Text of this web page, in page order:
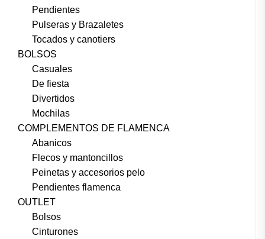
Pendientes
Pulseras y Brazaletes
Tocados y canotiers
BOLSOS
Casuales
De fiesta
Divertidos
Mochilas
COMPLEMENTOS DE FLAMENCA
Abanicos
Flecos y mantoncillos
Peinetas y accesorios pelo
Pendientes flamenca
OUTLET
Bolsos
Cinturones